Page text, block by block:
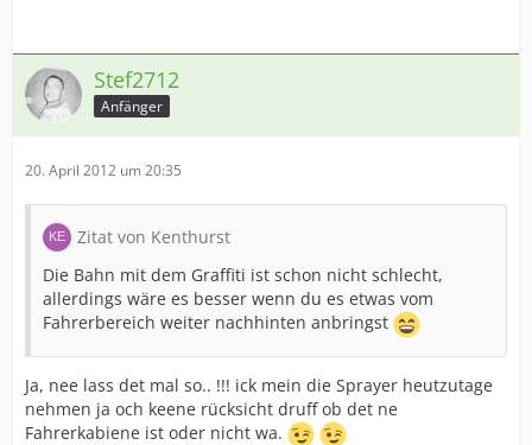
Stef2712
Anfänger
20. April 2012 um 20:35
Zitat von Kenthurst
Die Bahn mit dem Graffiti ist schon nicht schlecht,
allerdings wäre es besser wenn du es etwas vom
Fahrerbereich weiter nachhinten anbringst
Ja, nee lass det mal so.. !!! ick mein die Sprayer heutzutage
nehmen ja och keene rücksicht druff ob det ne
Fahrerkabiene ist oder nicht wa.